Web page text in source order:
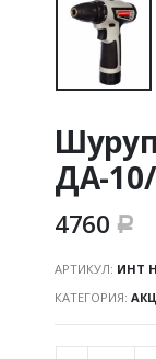
ДА-
4760 Р
АРТИКУЛ: ИНТ
КАТЕГОРИЯ: